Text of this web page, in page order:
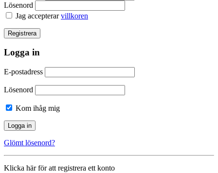
Lösenord
Jag accepterarvillkoren
Logga in
E-postadress
Lösenord
Kom ihåg mig
Glömt lösenord?
Klicka här för att registrera ett konto